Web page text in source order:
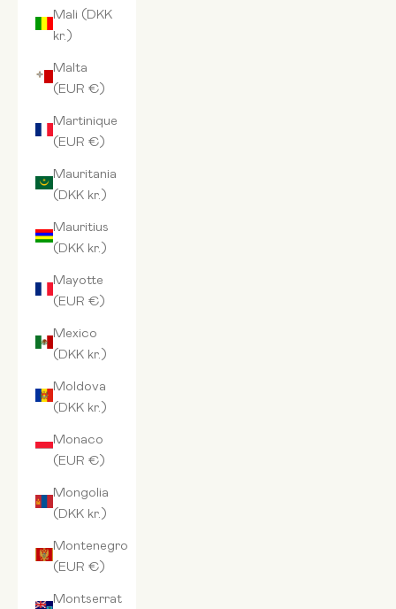
Mali (DKK
kr.)
Malta
(EUR €)
Martinique
(EUR €)
Mauritania
(DKK kr.)
Mauritius
(DKK kr.)
Mayotte
(EUR €)
Mexico
(DKK kr.)
Moldova
(DKK kr.)
Monaco
(EUR €)
Mongolia
(DKK kr.)
Montenegro
(EUR €)
Montserrat